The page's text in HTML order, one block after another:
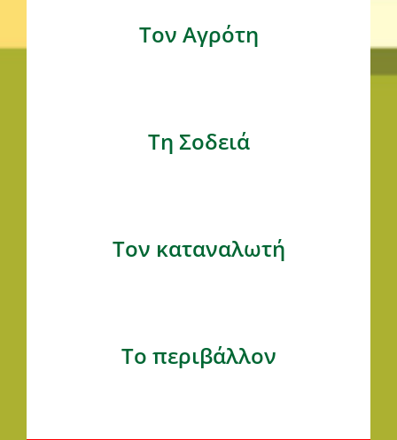
Τον Αγρότη
Τη Σοδειά
Τον καταναλωτή
Το περιβάλλον